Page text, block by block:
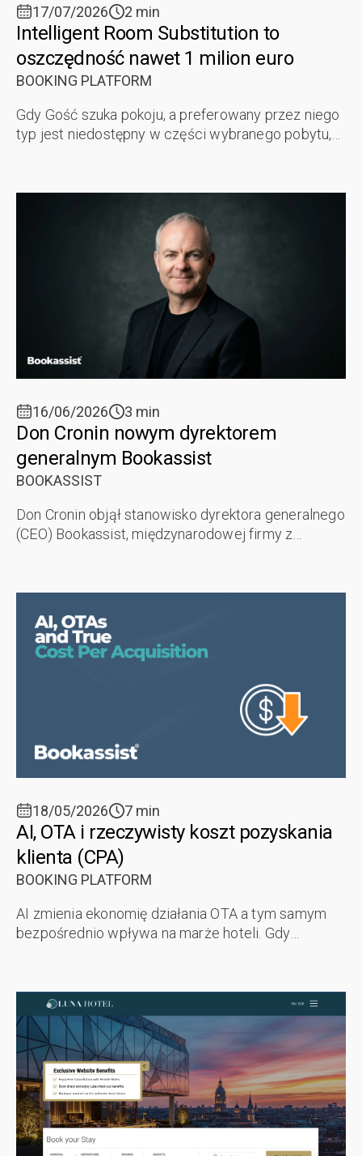
17/07/2026 2 min
Intelligent Room Substitution to
oszczędność nawet 1 milion euro
BOOKING PLATFORM
Gdy Gość szuka pokoju, a preferowany przez niego
typ jest niedostępny w części wybranego pobytu,
16/06/2026 3 min
Don Cronin nowym dyrektorem
generalnym Bookassist
BOOKASSIST
Don Cronin objął stanowisko dyrektora generalnego
(CEO) Bookassist, międzynarodowej firmy z
18/05/2026 7 min
AI, OTA i rzeczywisty koszt pozyskania
klienta (CPA)
BOOKING PLATFORM
AI zmienia ekonomię działania OTA a tym samym
bezpośrednio wpływa na marże hoteli. Gdy